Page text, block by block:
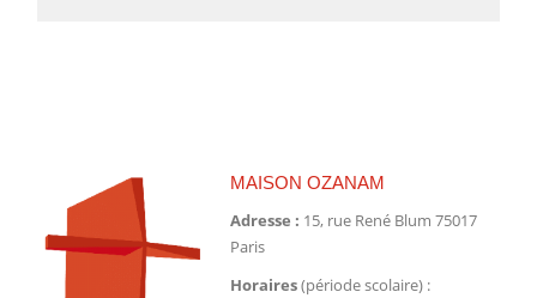
MAISON OZANAM
Adresse : 15, rue René Blum 75017
Paris
Horaires(période scolaire) :